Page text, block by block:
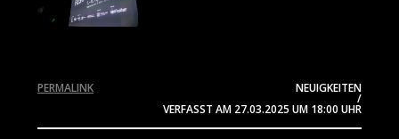
NEUIGKEITEN
/
VERFASST AM 27.03.2025 UM 18:00 UHR
PERMALINK